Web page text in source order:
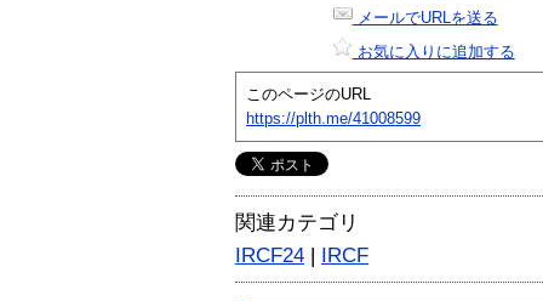
メールでURLを送る
お気に入りに追加する
このページのURL
https://plth.me/41008599
関連カテゴリ
IRCF24 | IRCF